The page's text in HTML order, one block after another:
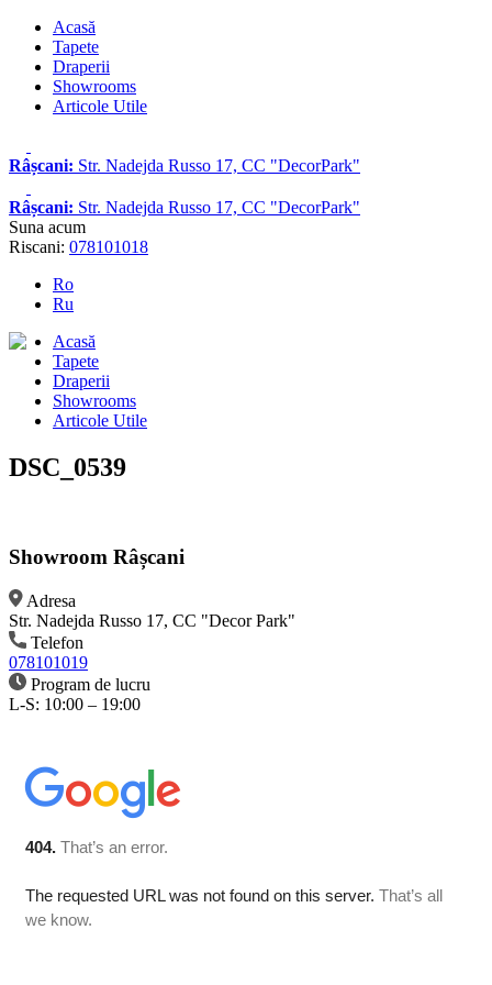
Acasă
Tapete
Draperii
Showrooms
Articole Utile
Râșcani: Str. Nadejda Russo 17, CC "DecorPark"
Râșcani: Str. Nadejda Russo 17, CC "DecorPark"
Suna acum
Riscani: 078101018
Ro
Ru
Acasă
Tapete
Draperii
Showrooms
Articole Utile
DSC_0539
Showroom Râșcani
Adresa
Str. Nadejda Russo 17, CC "Decor Park"
Telefon
078101019
Program de lucru
L-S: 10:00 – 19:00